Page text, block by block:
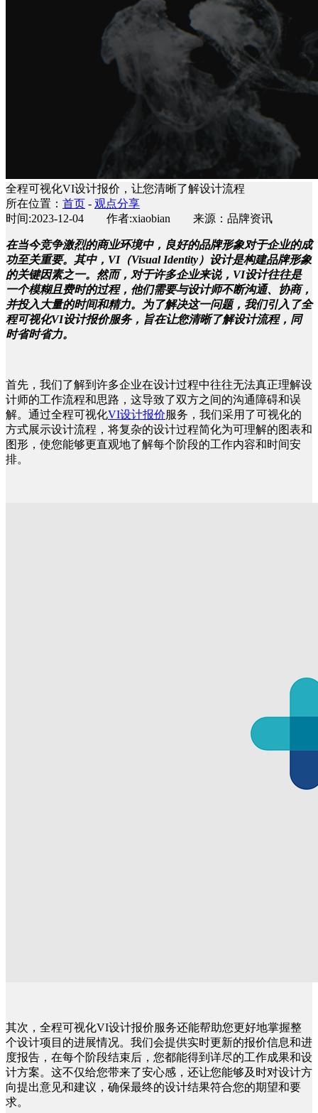
全程可视化VI设计报价，让您清晰了解设计流程
所在位置： 首页 - 观点分享
时间:2023-12-04 作者:xiaobian 来源：品牌资讯
在当今竞争激烈的商业环境中，良好的品牌形象对于企业的成
功至关重要。其中，VI（Visual Identity）设计是构建品牌形象
的关键因素之一。然而，对于许多企业来说，VI设计往往是
一个模糊且费时的过程，他们需要与设计师不断沟通、协商，
并投入大量的时间和精力。为了解决这一问题，我们引入了全
程可视化VI设计报价服务，旨在让您清晰了解设计流程，同
时省时省力。
首先，我们了解到许多企业在设计过程中往往无法真正理解设
计师的工作流程和思路，这导致了双方之间的沟通障碍和误
解。通过全程可视化VI设计报价服务，我们采用了可视化的
方式展示设计流程，将复杂的设计过程简化为可理解的图表和
图形，使您能够更直观地了解每个阶段的工作内容和时间安
排。
其次，全程可视化VI设计报价服务还能帮助您更好地掌握整
个设计项目的进展情况。我们会提供实时更新的报价信息和进
度报告，在每个阶段结束后，您都能得到详尽的工作成果和设
计方案。这不仅给您带来了安心感，还让您能够及时对设计方
向提出意见和建议，确保最终的设计结果符合您的期望和要
求。